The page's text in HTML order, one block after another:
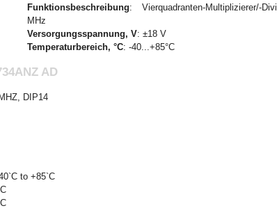
Funktionsbeschreibung: Vierquadranten-Multiplizierer/-
MHz
Versorgungsspannung, V: ±18 V
Temperaturbereich, °C: -40...+85°C
AD
DIP14
to +85`C